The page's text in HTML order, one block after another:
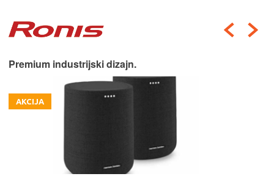
Premium industrijski dizajn.
AKCIJA